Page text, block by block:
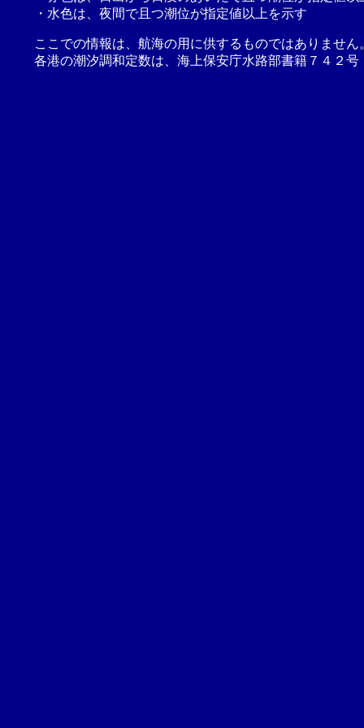
・水色は、夜間で且つ潮位が指定値以上を示す
ここでの情報は、航海の用に供するものではありませ
各港の潮汐調和定数は、海上保安庁水路部書籍７４２